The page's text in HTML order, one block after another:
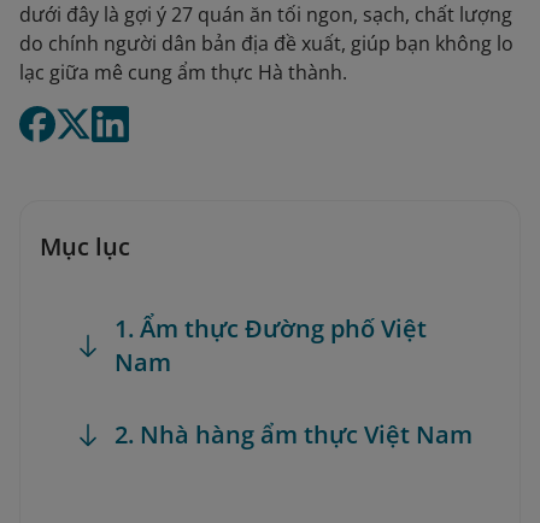
dưới đây là gợi ý 27 quán ăn tối ngon, sạch, chất lượng
do chính người dân bản địa đề xuất, giúp bạn không lo
lạc giữa mê cung ẩm thực Hà thành.
Mục lục
1. Ẩm thực Đường phố Việt
Nam
2. Nhà hàng ẩm thực Việt Nam